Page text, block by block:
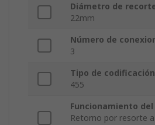
Diámetro de
22mm
Número de
3
Tipo de codificación
455
Funcionamiento
Retorno por resorte